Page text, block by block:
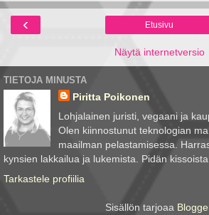
‹ Etusivu
Näytä internetversio
TIETOJA MINUSTA
Piritta Poikonen
Lohjalainen juristi, vegaani ja
Olen kiinnostunut teknologian
maailman pelastamisessa.
kynsien lakkailua ja lukemista. Pidän
Tarkastele profiilia
Sisällön tarjoaa